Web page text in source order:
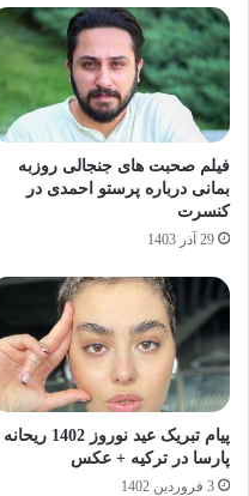
فیلم صحبت های جنجالی روزبه
بمانی درباره پرستو احمدی در
کنسرت
29 آذر 1403
پیام تبریک عید نوروز 1402 ریحانه
پارسا در ترکیه + عکس
3 فروردین 1402